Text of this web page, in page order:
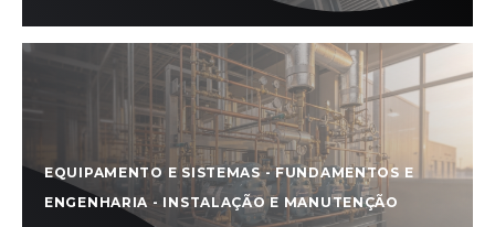
EQUIPAMENTO E SISTEMAS-FUNDAMENTOS E
ENGENHARIA - INSTALAÇÃO E MANUTENÇÃO